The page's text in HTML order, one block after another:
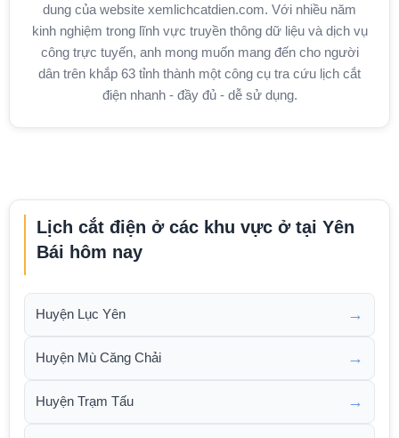
dung của website xemlichcatdien.com. Với nhiều năm
kinh nghiệm trong lĩnh vực truyền thông dữ liệu và dịch vụ
công trực tuyến, anh mong muốn mang đến cho người
dân trên khắp 63 tỉnh thành một công cụ tra cứu lịch cắt
điện nhanh - đầy đủ - dễ sử dụng.
Lịch cắt điện ở các khu vực ở tại Yên
Bái hôm nay
Huyện Lục Yên →
Huyện Mù Căng Chải →
Huyện Trạm Tấu →